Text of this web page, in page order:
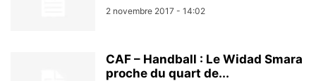
2 novembre 2017 - 14:02
CAF – Handball : Le Widad Smara
proche du quart de...